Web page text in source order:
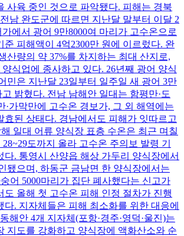
사육 중인 것으로 파악됐다. 피해는 경북
남 완도군에 따르면 지난달 말부터 이달 2
에서 광어 9만8000여 마리가 고수온으로
준 피해액이 4억2300만 원에 이르렀다. 완
산량의 약 37%를 차지하는 최대 산지로,
식업에 종사하고 있다. 26년째 광어 양식
민은 지난달 23일부터 일주일 새 광어 3만
밝혔다. 전남 남해안 일대는 함평만·도
·가막만에 고수온 경보가, 그 외 해역에는
효된 상태다. 경남에서도 피해가 잇따르고
해 일대 어류 양식장 표층 수온은 최근 며칠
도까지 올라 고수온 주의보 발령 기
다. 통영시 산양읍 해상 가두리 양식장에서
됐으며, 하동군 금남면 한 양식장에서는
어 5000마리가 집단 폐사했다는 신고가
도 올해 첫 고수온 피해 인정 절차가 진행
다. 지자체들은 피해 최소화를 위한 대응에
해안 4개 지자체(포항·경주·영덕·울진)는
지도를 강화하고 양식장에 액화산소와 순